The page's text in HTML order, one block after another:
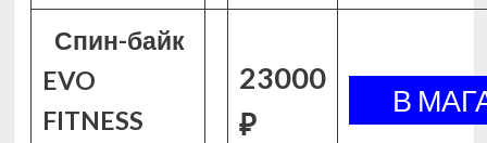
Спин-байк
EVO
FITNESS
23000
₽